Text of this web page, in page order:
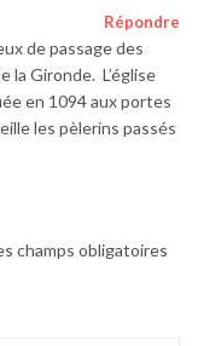
Répondre
de passage des
la Gironde. L’église
en 1094 aux portes
les pèlerins passés
champs obligatoires